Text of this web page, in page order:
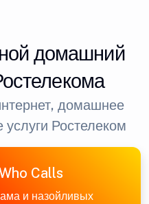
домашний
домашнее
услуги Ростелеком
Calls
и назойливых